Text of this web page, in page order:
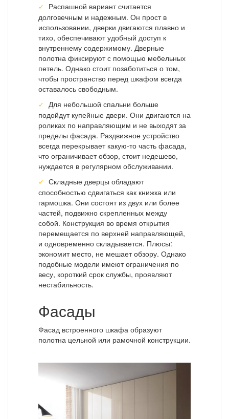
Распашной вариант считается
долговечным и надежным. Он прост в
использовании, дверки двигаются плавно и
тихо, обеспечивают удобный доступ к
внутреннему содержимому. Дверные
полотна фиксируют с помощью мебельных
петель. Однако стоит позаботиться о том,
чтобы пространство перед шкафом всегда
оставалось свободным.
Для небольшой спальни больше
подойдут купейные двери. Они двигаются на
роликах по направляющим и не выходят за
пределы фасада. Раздвижное устройство
всегда перекрывает какую-то часть фасада,
что ограничивает обзор, стоит недешево,
нуждается в регулярном обслуживании.
Складные дверцы обладают
способностью сдвигаться как книжка или
гармошка. Они состоят из двух или более
частей, подвижно скрепленных между
собой. Конструкция во время открытия
перемещается по верхней направляющей,
и одновременно складывается. Плюсы:
экономит место, не мешает обзору. Однако
подобные модели имеют ограничения по
весу, короткий срок службы, проявляют
нестабильность.
Фасады
Фасад встроенного шкафа образуют
полотна цельной или рамочной конструкции.